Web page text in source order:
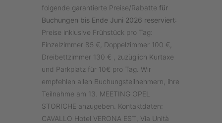
folgende garantierte Preise/Rabatte für
Buchungen bis Ende Juni 2026 reserviert:
Preise inklusive Frühstück pro Tag:
Einzelzimmer 85 €, Doppelzimmer 100 €,
Dreibettzimmer 130 € , zuzüglich Kurtaxe
und Parkplatz für 10€ pro Tag. Wir
empfehlen allen Buchungsteilnehmern, ihre
Teilnahme am 13. MEETING OPEL
STORICHE anzugeben. Kontaktdaten:
CAVALLO Hotel VERONA EST, Via Unità